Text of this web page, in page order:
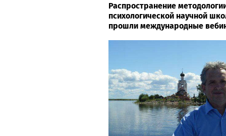
Распространение
психологической научной
прошли международные